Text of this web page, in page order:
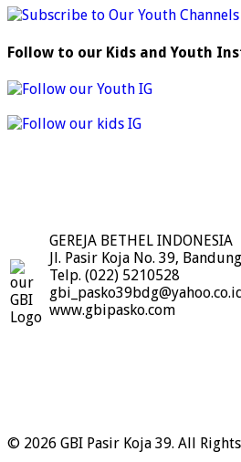
Follow to our Kids and Youth
GEREJA BETHEL INDONESIA
Jl. Pasir Koja No. 39, Bandung
Telp. (022) 5210528
gbi_pasko39bdg@yahoo.co.id
www.gbipasko.com
© 2026 GBI Pasir Koja 39. All